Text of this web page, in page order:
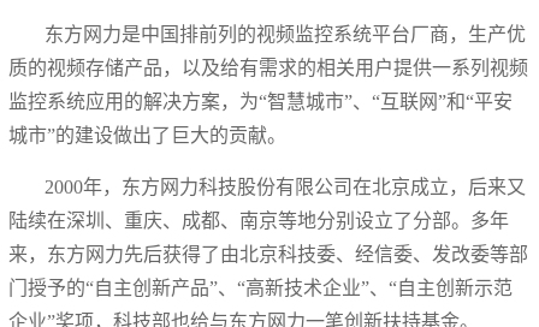
东方网力是中国排前列的视频监控系统平台厂商，生产优
质的视频存储产品，以及给有需求的相关用户提供一系列视频
监控系统应用的解决方案，为“智慧城市”、“互联网”和“平安
城市”的建设做出了巨大的贡献。
2000年，东方网力科技股份有限公司在北京成立，后来又
陆续在深圳、重庆、成都、南京等地分别设立了分部。多年
来，东方网力先后获得了由北京科技委、经信委、发改委等部
门授予的“自主创新产品”、“高新技术企业”、“自主创新示范
企业”奖项，科技部也给与东方网力一笔创新扶持基金。